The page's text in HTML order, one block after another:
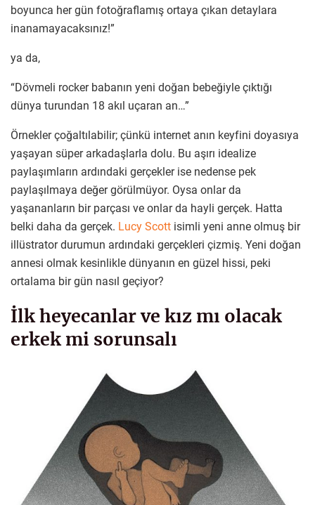
boyunca her gün fotoğraflamış ortaya çıkan detaylara
inanamayacaksınız!”
ya da,
“Dövmeli rocker babanın yeni doğan bebeğiyle çıktığı
dünya turundan 18 akıl uçaran an…”
Örnekler çoğaltılabilir; çünkü internet anın keyfini doyasıya
yaşayan süper arkadaşlarla dolu. Bu aşırı idealize
paylaşımların ardındaki gerçekler ise nedense pek
paylaşılmaya değer görülmüyor. Oysa onlar da
yaşananların bir parçası ve onlar da hayli gerçek. Hatta
belki daha da gerçek. Lucy Scott isimli yeni anne olmuş bir
illüstrator durumun ardındaki gerçekleri çizmiş. Yeni doğan
annesi olmak kesinlikle dünyanın en güzel hissi, peki
ortalama bir gün nasıl geçiyor?
İlk heyecanlar ve kız mı olacak
erkek mi sorunsalı